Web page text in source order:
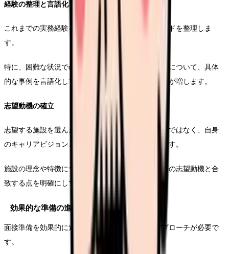
経験の整理と言語化
これまでの実務経験を振り返り、具体的なエピソードを整理しま
す。
特に、困難な状況での対応や、チーム医療での連携について、具体
的な事例を言語化しておくことで、面接での説得力が増します。
志望動機の確立
志望する施設を選んだ理由について、表面的な回答ではなく、自身
のキャリアビジョンと結びつけた深い考察が必要です。
施設の理念や特徴について十分な研究を行い、自身の志望動機と合
致する点を明確にしていきます。
効果的な準備の進め方
面接準備を効果的に進めるためには、体系的なアプローチが必要で
す。